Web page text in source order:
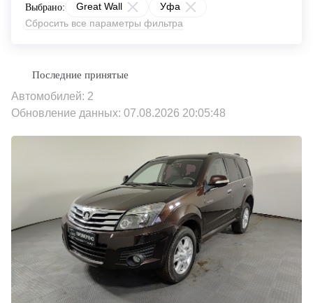
Выбрано: Great Wall
Уфа
Сбросить все параметры фильтра
Автомобилей: 2
Обновление данных: 07.08.2026 20:05:48